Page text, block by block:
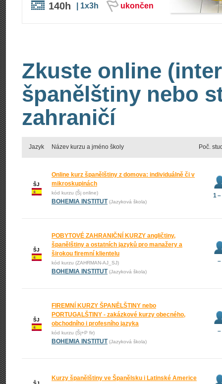
140h | 1x3h ukončen
Zkuste online
španělštiny nebo
zahraničí
Jazyk Název kurzu a jméno školy Poč.
ŠJ
Online kurz španělštiny z domova: individuálně či v
mikroskupinách
kód kurzu (Šj online)
BOHEMIA INSTITUT (Jazyková škola)
1
ŠJ
POBYTOVÉ ZAHRANIČNÍ KURZY angličtiny,
španělštiny a ostatních jazyků pro manažery a
širokou firemní klientelu
kód kurzu (ZAHRMAN-AJ_SJ)
BOHEMIA INSTITUT (Jazyková škola)
–
ŠJ
FIREMNÍ KURZY ŠPANĚLŠTINY nebo
PORTUGALŠTINY - zakázkové kurzy obecného,
obchodního i profesního jazyka
kód kurzu (Šj+P fir)
BOHEMIA INSTITUT (Jazyková škola)
–
Kurzy španělštiny ve Španělsku i Latinské Americe